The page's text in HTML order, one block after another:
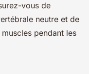
vous de
neutre et de
pendant les